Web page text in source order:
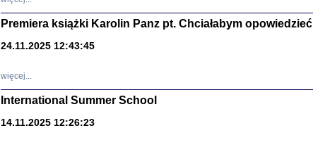
CZYTAJĄC
Dziennik
Premiera książki Karolin Panz pt. Chciałabym
24.11.2025 12:43:45
więcej...
International Summer School
14.11.2025 12:26:23